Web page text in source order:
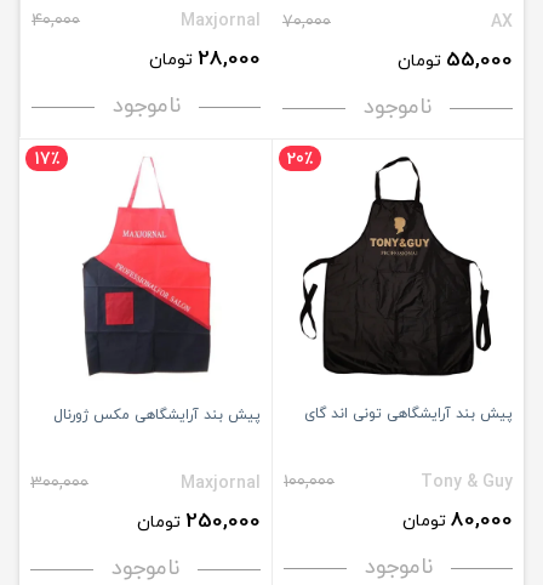
AX
70,000
55,000 تومان
ناموجود
Maxjornal
40,000
28,000 تومان
ناموجود
20٪
پیش بند آرایشگاهی تونی اند گای
Tony & Guy
100,000
80,000 تومان
ناموجود
17٪
پیش بند آرایشگاهی مکس ژورنال
Maxjornal
300,000
250,000 تومان
ناموجود